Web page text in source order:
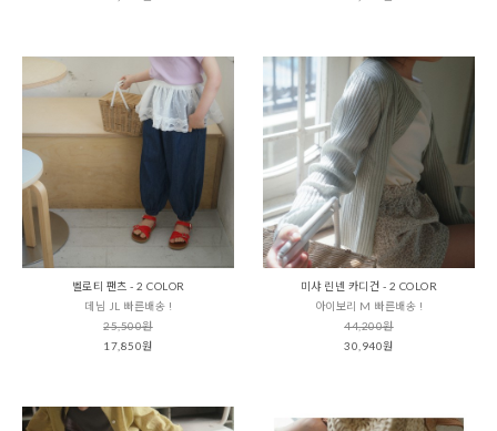
벨로티 팬츠 - 2 COLOR
데님 JL 빠른배송 !
25,500원
17,850원
미샤 린넨 카디건 - 2 COLOR
아이보리 M 빠른배송 !
44,200원
30,940원